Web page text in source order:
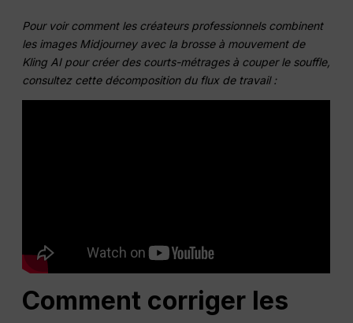
Pour voir comment les créateurs professionnels combinent
les images Midjourney avec la brosse à mouvement de
Kling AI pour créer des courts-métrages à couper le souffle,
consultez cette décomposition du flux de travail :
Comment corriger les